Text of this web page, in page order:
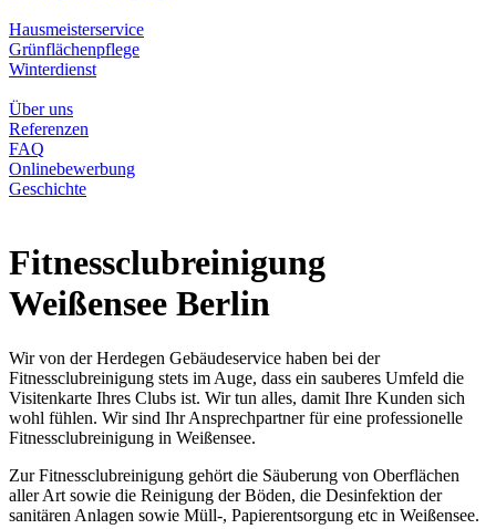
Hausmeisterservice
Grünflächenpflege
Winterdienst
Über uns
Referenzen
FAQ
Onlinebewerbung
Geschichte
Fitnessclubreinigung
Weißensee Berlin
Wir von der Herdegen Gebäudeservice haben bei der
Fitnessclubreinigung stets im Auge, dass ein sauberes Umfeld die
Visitenkarte Ihres Clubs ist. Wir tun alles, damit Ihre Kunden sich
wohl fühlen. Wir sind Ihr Ansprechpartner für eine professionelle
Fitnessclubreinigung in Weißensee.
Zur Fitnessclubreinigung gehört die Säuberung von Oberflächen
aller Art sowie die Reinigung der Böden, die Desinfektion der
sanitären Anlagen sowie Müll-, Papierentsorgung etc in Weißensee.